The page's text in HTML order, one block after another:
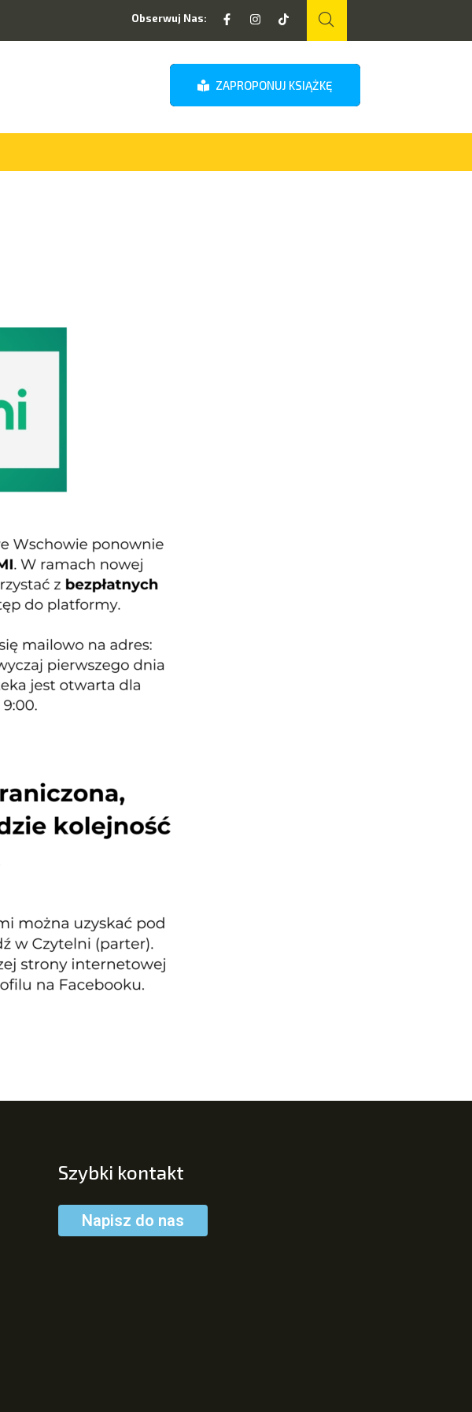
Obserwuj Nas:
ZAPROPONUJ KSIĄŻKĘ
Szybki kontakt
Napisz do nas